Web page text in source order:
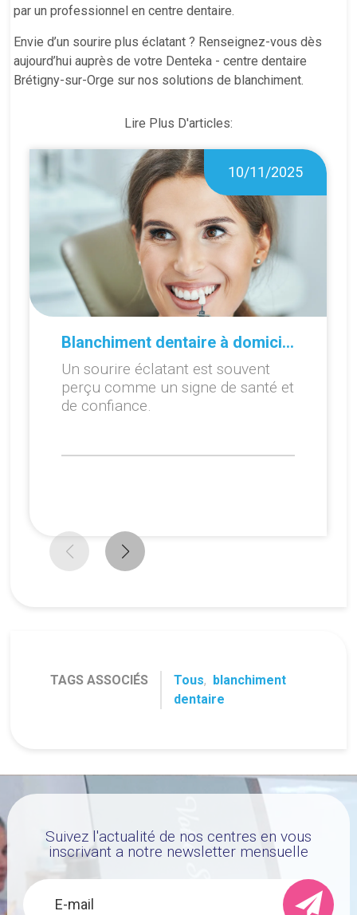
par un professionnel en centre dentaire.
Envie d’un sourire plus éclatant ? Renseignez-vous dès
aujourd’hui auprès de votre Denteka - centre dentaire
Brétigny-sur-Orge sur nos solutions de blanchiment.
Lire Plus D'articles:
10/11/2025
Blanchiment dentaire à domicile ou en cabinet : que choisir ?
Un sourire éclatant est souvent
perçu comme un signe de santé et
de confiance.
TAGS ASSOCIÉS Tous, blanchiment
dentaire
Suivez l'actualité de nos centres en vous
inscrivant a notre newsletter mensuelle